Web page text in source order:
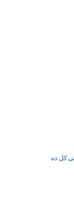
كل ده